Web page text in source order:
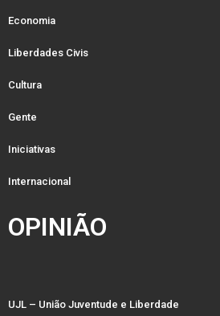
Economia
Liberdades Civis
Cultura
Gente
Iniciativas
Internacional
OPINIÃO
UJL – União Juventude e Liberdade